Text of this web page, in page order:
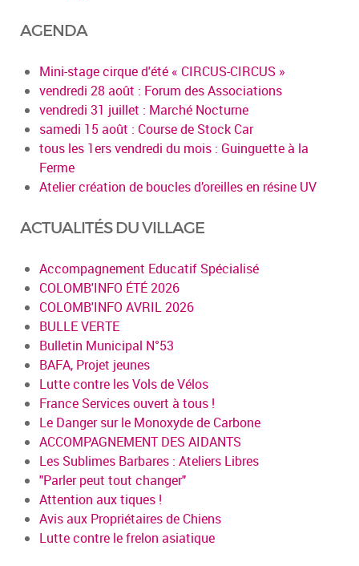
AGENDA
Mini-stage cirque d'été « CIRCUS-CIRCUS »
vendredi 28 août : Forum des Associations
vendredi 31 juillet : Marché Nocturne
samedi 15 août : Course de Stock Car
tous les 1ers vendredi du mois : Guinguette à la
Ferme
Atelier création de boucles d’oreilles en résine UV
ACTUALITÉS DU VILLAGE
Accompagnement Educatif Spécialisé
COLOMB'INFO ÉTÉ 2026
COLOMB'INFO AVRIL 2026
BULLE VERTE
Bulletin Municipal N°53
BAFA, Projet jeunes
Lutte contre les Vols de Vélos
France Services ouvert à tous !
Le Danger sur le Monoxyde de Carbone
ACCOMPAGNEMENT DES AIDANTS
Les Sublimes Barbares : Ateliers Libres
"Parler peut tout changer"
Attention aux tiques !
Avis aux Propriétaires de Chiens
Lutte contre le frelon asiatique